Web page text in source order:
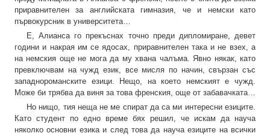
приравнителен за английската гимназия, че и немски като
първокурсник в университета…
Е, Алианса го прекъснах точно преди дипломиране, девет
години и накрая им се ядосах, приравнителен така и не взех, а
на немския още не мога да му хвана чалъма. Явно някак, като
превключвам на чужд език, все мисля по начин, свързан със
западнороманските езици. Нещо, на което немският е чужд.
Може би трябва да виня за това френския, още от забавачката…
Но нищо, тия неща не ме спират да са ми интересни езиците.
Като студент по едно време бях решил, че искам да науча
няколко основни езика и след това да науча езиците на всички